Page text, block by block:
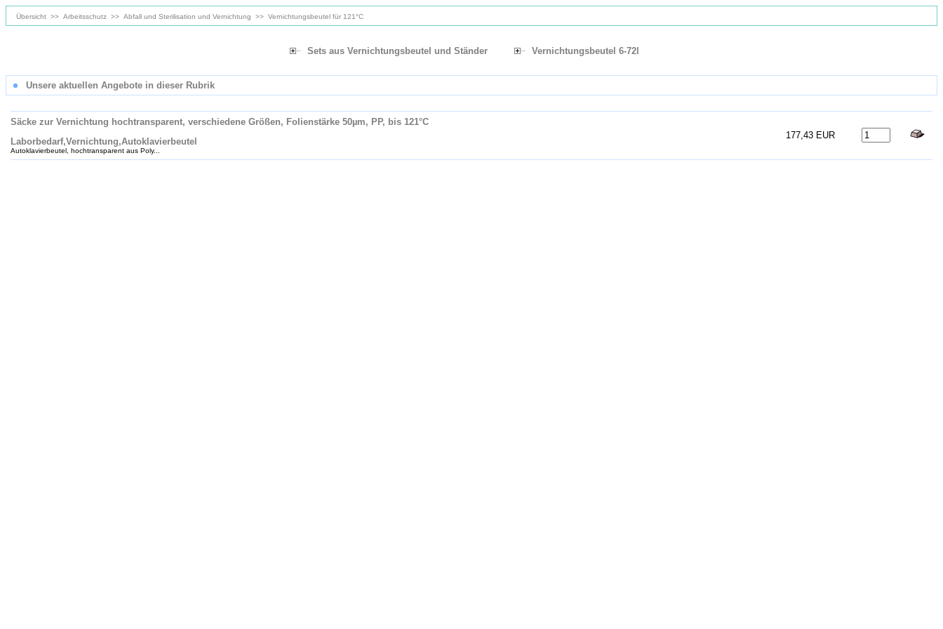
Übersicht >> Arbeitsschutz >> Abfall und Sterilisation und Vernichtung >> Vernichtungsbeutel für 121°C
Sets aus Vernichtungsbeutel und Ständer Vernichtungsbeutel 6-72l
Unsere aktuellen Angebote in dieser Rubrik
Säcke zur Vernichtung hochtransparent, verschiedene Größen, Folienstärke 50µm, PP, bis 121°C
Laborbedarf,Vernichtung,Autoklavierbeutel
Autoklavierbeutel, hochtransparent aus Poly...
177,43 EUR